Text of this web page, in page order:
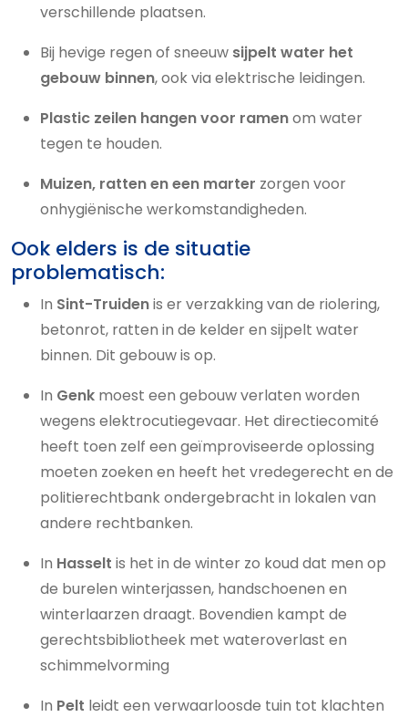
verschillende plaatsen.
Bij hevige regen of sneeuw sijpelt water het
gebouw binnen, ook via elektrische leidingen.
Plastic zeilen hangen voor ramenom water
tegen te houden.
Muizen, ratten en een marter zorgen voor
onhygiënische werkomstandigheden.
Ook elders is de situatie
problematisch:
In Sint-Truidenis er verzakking van de riolering,
betonrot, ratten in de kelder en sijpelt water
binnen. Dit gebouw is op.
In Genk moest een gebouw verlaten worden
wegens elektrocutiegevaar. Het directiecomité
heeft toen zelf een geïmproviseerde oplossing
moeten zoeken en heeft het vredegerecht en de
politierechtbank ondergebracht in lokalen van
andere rechtbanken.
In Hasselt is het in de winter zo koud dat men op
de burelen winterjassen, handschoenen en
winterlaarzen draagt. Bovendien kampt de
gerechtsbibliotheek met wateroverlast en
schimmelvorming
In Pelt leidt een verwaarloosde tuin tot klachten